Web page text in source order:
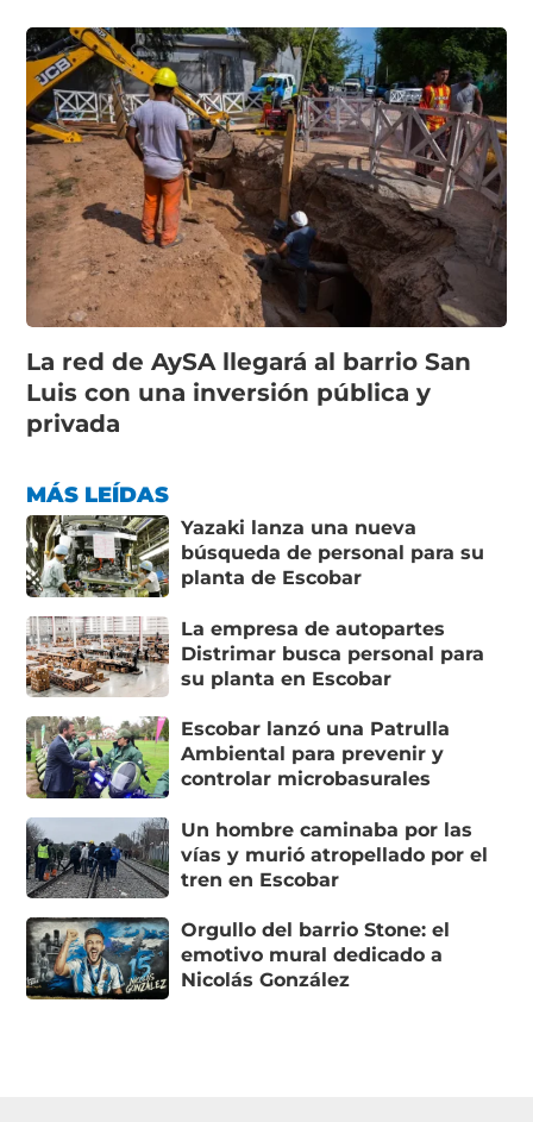
La red de AySA llegará al barrio San
Luis con una inversión pública y
privada
MÁS LEÍDAS
Yazaki lanza una nueva
búsqueda de personal para su
planta de Escobar
La empresa de autopartes
Distrimar busca personal para
su planta en Escobar
Escobar lanzó una Patrulla
Ambiental para prevenir y
controlar microbasurales
Un hombre caminaba por las
vías y murió atropellado por el
tren en Escobar
Orgullo del barrio Stone: el
emotivo mural dedicado a
Nicolás González